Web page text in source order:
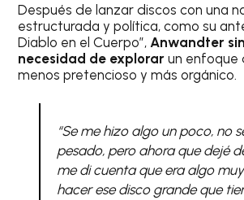
Después de lanzar discos con una
estructurada y política, como su
Diablo en el Cuerpo”, Anwandter
necesidad de explorar un enfoque
menos pretencioso y más orgánico.
“Se me hizo algo un poco, no
pesado, pero ahora que dejé
me di cuenta que era algo
hacer ese disco grande que